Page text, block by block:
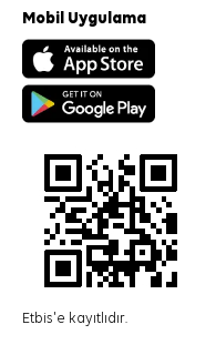
Mobil Uygulama
Etbis'e kayıtlıdır.